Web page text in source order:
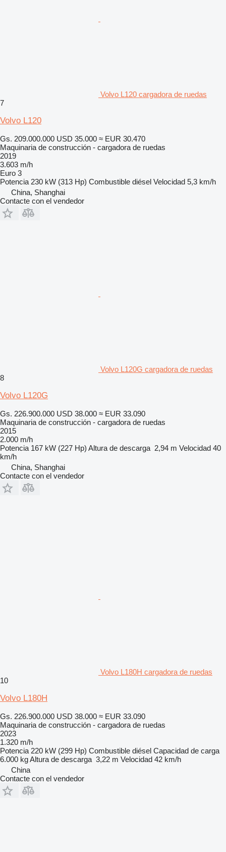
Volvo L120 cargadora de ruedas
7
Volvo L120
Gs. 209.000.000 USD 35.000 ≈ EUR 30.470
Maquinaria de construcción - cargadora de ruedas
2019
3.603 m/h
Euro 3
Potencia 230 kW (313 Hp) Combustible diésel Velocidad 5,3 km/h
China, Shanghai
Contacte con el vendedor
Volvo L120G cargadora de ruedas
8
Volvo L120G
Gs. 226.900.000 USD 38.000 ≈ EUR 33.090
Maquinaria de construcción - cargadora de ruedas
2015
2.000 m/h
Potencia 167 kW (227 Hp) Altura de descarga 2,94 m Velocidad 40
km/h
China, Shanghai
Contacte con el vendedor
Volvo L180H cargadora de ruedas
10
Volvo L180H
Gs. 226.900.000 USD 38.000 ≈ EUR 33.090
Maquinaria de construcción - cargadora de ruedas
2023
1.320 m/h
Potencia 220 kW (299 Hp) Combustible diésel Capacidad de carga
6.000 kgAltura de descarga 3,22 m Velocidad 42 km/h
China
Contacte con el vendedor